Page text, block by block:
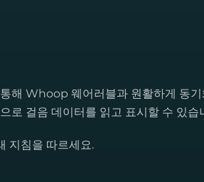
해 Whoop 웨어러블과 원활하게 동
로 걸음 데이터를 읽고 표시할 수 있습
지침을 따르세요.